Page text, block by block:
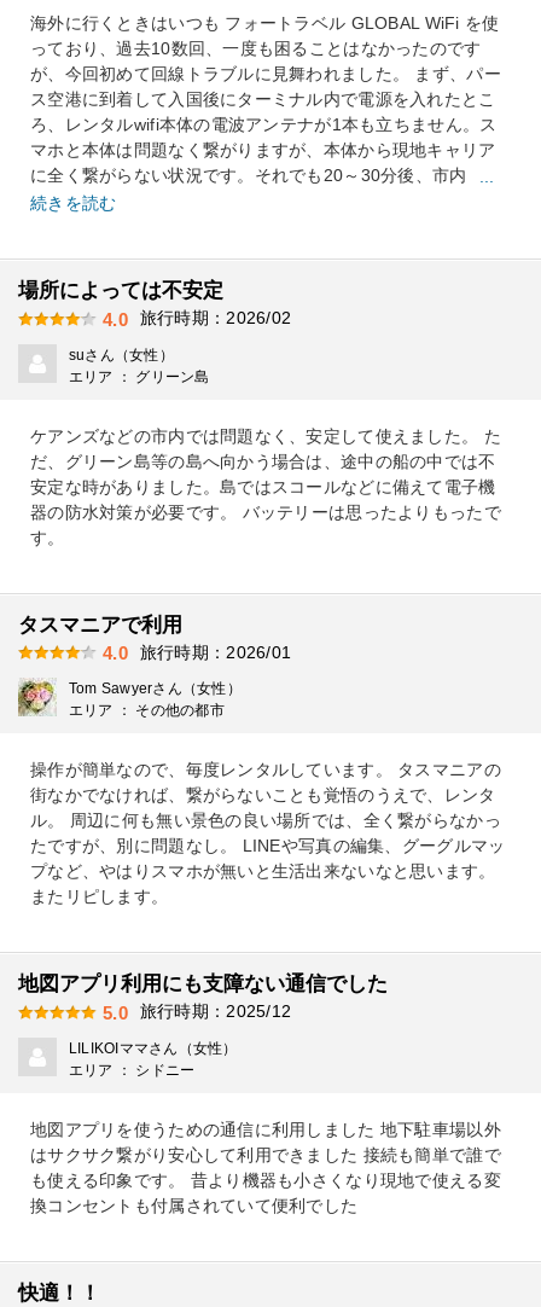
海外に行くときはいつも フォートラベル GLOBAL WiFi を使
っており、過去10数回、一度も困ることはなかったのです
が、今回初めて回線トラブルに見舞われました。 まず、パー
ス空港に到着して入国後にターミナル内で電源を入れたとこ
ろ、レンタルwifi本体の電波アンテナが1本も立ちません。ス
マホと本体は問題なく繋がりますが、本体から現地キャリア
に全く繋がらない状況です。それでも20～30分後、市内
続きを読む
場所によっては不安定
4.0 旅行時期：2026/02
suさん（女性）
エリア ： グリーン島
ケアンズなどの市内では問題なく、安定して使えました。 た
だ、グリーン島等の島へ向かう場合は、途中の船の中では不
安定な時がありました。島ではスコールなどに備えて電子機
器の防水対策が必要です。 バッテリーは思ったよりもったで
す。
タスマニアで利用
4.0 旅行時期：2026/01
Tom Sawyerさん（女性）
エリア ： その他の都市
操作が簡単なので、毎度レンタルしています。 タスマニアの
街なかでなければ、繋がらないことも覚悟のうえで、レンタ
ル。 周辺に何も無い景色の良い場所では、全く繋がらなかっ
たですが、別に問題なし。 LINEや写真の編集、グーグルマッ
プなど、やはりスマホが無いと生活出来ないなと思います。
またリピします。
地図アプリ利用にも支障ない通信でした
5.0 旅行時期：2025/12
LILIKOIママさん（女性）
エリア ： シドニー
地図アプリを使うための通信に利用しました 地下駐車場以外
はサクサク繋がり安心して利用できました 接続も簡単で誰で
も使える印象です。 昔より機器も小さくなり現地で使える変
換コンセントも付属されていて便利でした
快適！！